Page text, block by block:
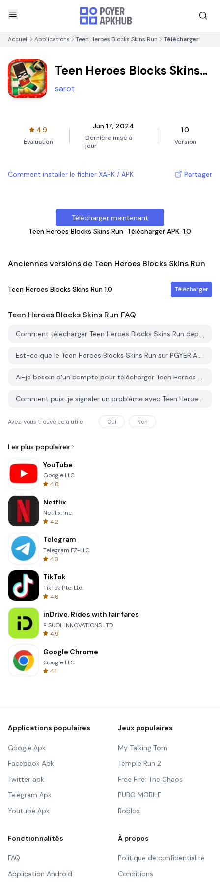
Accueil Applications Teen Heroes Blocks Skins Run Télécharger
Teen Heroes Blocks Skins
Run
sarot
4.9
Évaluation
Jun 17, 2024
Dernière mise à
jour
1.0
Version
Comment installer le fichier XAPK / APK Partager
Télécharger maintenant
Teen Heroes Blocks Skins Run Télécharger APK 1.0
Anciennes versions de Teen Heroes Blocks Skins Run
Teen Heroes Blocks Skins Run 1.0 Télécharger
Teen Heroes Blocks Skins Run FAQ
Comment télécharger Teen Heroes Blocks Skins Run depuis PGYER APK HUB?
Est-ce que le Teen Heroes Blocks Skins Run sur PGYER APK HUB est gratuit?
Ai-je besoin d'un compte pour télécharger Teen Heroes Blocks Skins Run depuis PGYER APK HUB?
Comment puis-je signaler un problème avec Teen Heroes Blocks Skins Run sur PGYER APK HUB?
Avez-vous trouvé cela utile Oui Non
Les plus populaires
YouTube
Google LLC
4.8
Netflix
Netflix, Inc.
4.2
Telegram
Telegram FZ-LLC
4.3
TikTok
TikTok Pte. Ltd.
4.6
inDrive. Rides with fair fares
® SUOL INNOVATIONS LTD
4.9
Google Chrome
Google LLC
4.1
Applications populaires
Google Apk
Facebook Apk
Twitter apk
Telegram Apk
Youtube Apk
Jeux populaires
My Talking Tom
Temple Run 2
Free Fire: The Chaos
PUBG MOBILE
Roblox
Fonctionnalités
FAQ
Application Android
À propos
Politique de confidentialité
Conditions